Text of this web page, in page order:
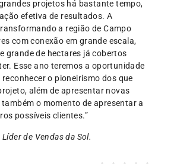
projetos há bastante tempo,
efetiva de resultados. A
a região de Campo
com conexão em grande escala,
grande de hectares já cobertos
Esse ano teremos a oportunidade
reconhecer o pioneirismo dos que
além de apresentar novas
o momento de apresentar a
possíveis clientes.”
de Vendas da Sol.